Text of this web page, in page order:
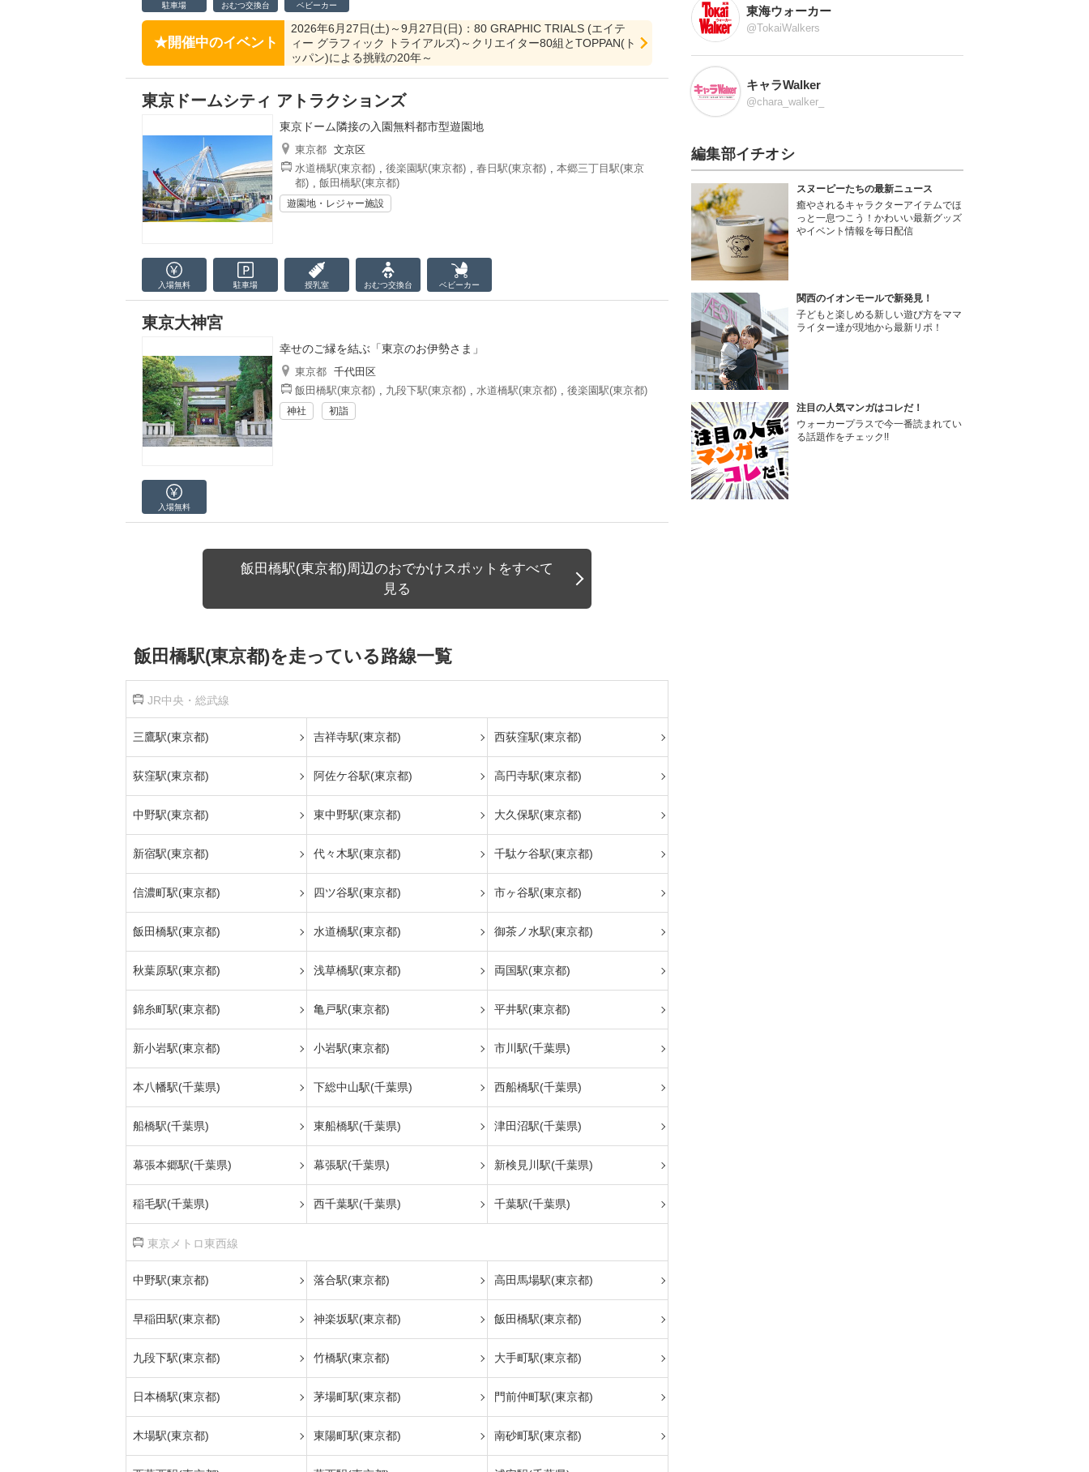
駐車場 おむつ交換台 ベビーカー
開催中のイベント
2026年6月27日(土)～9月27日(日)：80 GRAPHIC TRIALS (エイテ
ィー グラフィック トライアルズ)～クリエイター80組とTOPPAN(ト
ッパン)による挑戦の20年～
東京ドームシティ アトラクションズ
東京ドーム隣接の入園無料都市型遊園地
東京都 文京区
水道橋駅(東京都) , 後楽園駅(東京都) , 春日駅(東京都) , 本郷三丁目駅(東京
都) , 飯田橋駅(東京都)
遊園地・レジャー施設
入場無料 駐車場 授乳室 おむつ交換台 ベビーカー
東京大神宮
幸せのご縁を結ぶ「東京のお伊勢さま」
東京都 千代田区
飯田橋駅(東京都) , 九段下駅(東京都) , 水道橋駅(東京都) , 後楽園駅(東京都)
神社 初詣
入場無料
飯田橋駅(東京都)周辺のおでかけスポットをすべて
見る
飯田橋駅(東京都)を走っている路線一覧
JR中央・総武線
三鷹駅(東京都) 吉祥寺駅(東京都) 西荻窪駅(東京都)
荻窪駅(東京都) 阿佐ケ谷駅(東京都) 高円寺駅(東京都)
中野駅(東京都) 東中野駅(東京都) 大久保駅(東京都)
新宿駅(東京都) 代々木駅(東京都) 千駄ケ谷駅(東京都)
信濃町駅(東京都) 四ツ谷駅(東京都) 市ヶ谷駅(東京都)
飯田橋駅(東京都) 水道橋駅(東京都) 御茶ノ水駅(東京都)
秋葉原駅(東京都) 浅草橋駅(東京都) 両国駅(東京都)
錦糸町駅(東京都) 亀戸駅(東京都) 平井駅(東京都)
新小岩駅(東京都) 小岩駅(東京都) 市川駅(千葉県)
本八幡駅(千葉県) 下総中山駅(千葉県) 西船橋駅(千葉県)
船橋駅(千葉県) 東船橋駅(千葉県) 津田沼駅(千葉県)
幕張本郷駅(千葉県) 幕張駅(千葉県) 新検見川駅(千葉県)
稲毛駅(千葉県) 西千葉駅(千葉県) 千葉駅(千葉県)
東京メトロ東西線
中野駅(東京都) 落合駅(東京都) 高田馬場駅(東京都)
早稲田駅(東京都) 神楽坂駅(東京都) 飯田橋駅(東京都)
九段下駅(東京都) 竹橋駅(東京都) 大手町駅(東京都)
日本橋駅(東京都) 茅場町駅(東京都) 門前仲町駅(東京都)
木場駅(東京都) 東陽町駅(東京都) 南砂町駅(東京都)
東海ウォーカー
@TokaiWalkers
キャラWalker
@chara_walker_
編集部イチオシ
スヌーピーたちの最新ニュース
癒やされるキャラクターアイテムでほ
っと一息つこう！かわいい最新グッズ
やイベント情報を毎日配信
関西のイオンモールで新発見！
子どもと楽しめる新しい遊び方をママ
ライター達が現地から最新リポ！
注目の人気マンガはコレだ！
ウォーカープラスで今一番読まれてい
る話題作をチェック!!